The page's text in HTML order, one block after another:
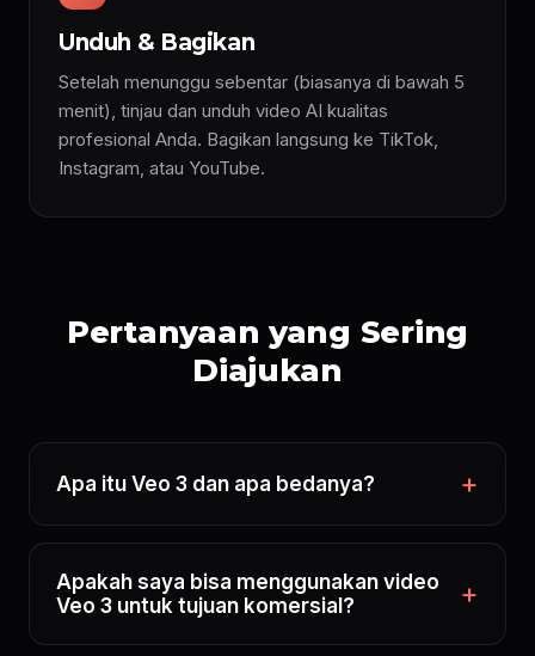
Unduh & Bagikan
Setelah menunggu sebentar (biasanya di bawah 5
menit), tinjau dan unduh video AI kualitas
profesional Anda. Bagikan langsung ke TikTok,
Instagram, atau YouTube.
Pertanyaan yang Sering
Diajukan
Apa itu Veo 3 dan apa bedanya?
Apakah saya bisa menggunakan video
Veo 3 untuk tujuan komersial?